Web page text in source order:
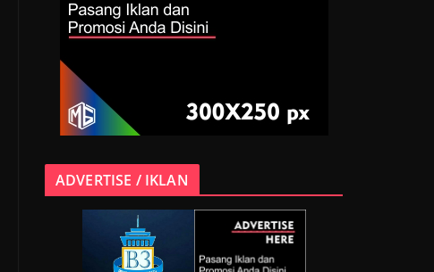
ADVERTISE / IKLAN